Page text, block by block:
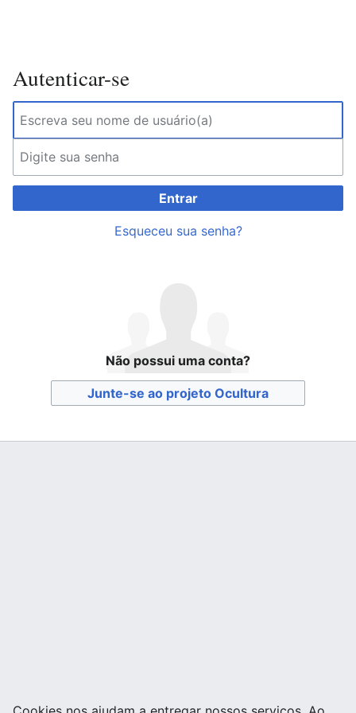
Autenticar-se
Entrar
Esqueceu sua senha?
Não possui uma conta?
Junte-se ao projeto Ocultura